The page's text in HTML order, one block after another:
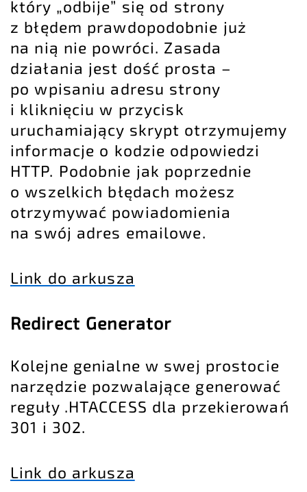
który „odbije” się od strony
z błędem prawdopodobnie już
na nią nie powróci. Zasada
działania jest dość prosta –
po wpisaniu adresu strony
i kliknięciu w przycisk
uruchamiający skrypt otrzymujemy
informacje o kodzie odpowiedzi
HTTP. Podobnie jak poprzednie
o wszelkich błędach możesz
otrzymywać powiadomienia
na swój adres emailowe.
Link do arkusza
Redirect Generator
Kolejne genialne w swej prostocie
narzędzie pozwalające generować
reguły .HTACCESS dla przekierowań
301 i 302.
Link do arkusza